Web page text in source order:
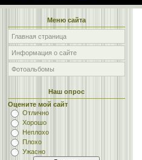
Меню сайта
Главная страница
Информация о сайте
Фотоальбомы
Наш опрос
Оцените мой сайт
Отлично
Хорошо
Неплохо
Плохо
Ужасно